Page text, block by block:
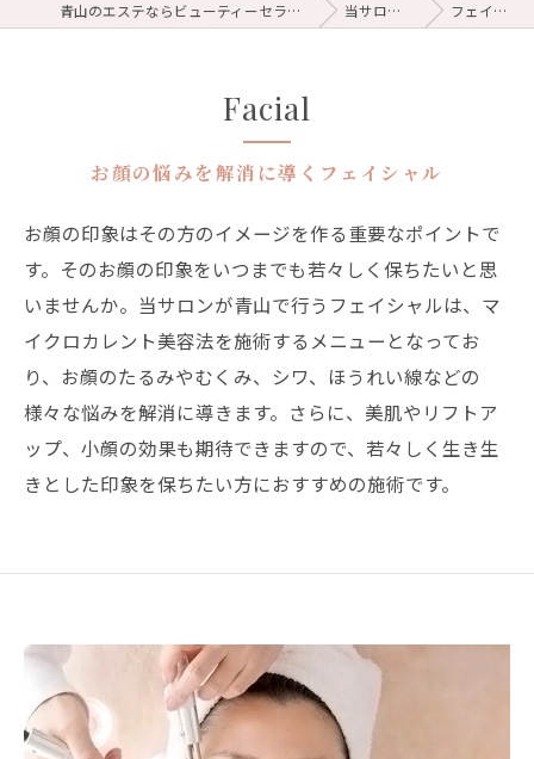
青山のエステならビューティーセラピーマジック青山店 当サロンの特徴 フェイシャル
お顔の悩みを解消に導くフェイシャル
Facial
お顔の印象はその方のイメージを作る重要なポイントで
す。そのお顔の印象をいつまでも若々しく保ちたいと思
いませんか。当サロンが青山で行うフェイシャルは、マ
イクロカレント美容法を施術するメニューとなってお
り、お顔のたるみやむくみ、シワ、ほうれい線などの
様々な悩みを解消に導きます。さらに、美肌やリフトア
ップ、小顔の効果も期待できますので、若々しく生き生
きとした印象を保ちたい方におすすめの施術です。